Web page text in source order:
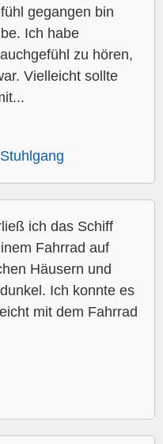
gegangen bin
Ich habe
zu hören,
Vielleicht sollte
ich das Schiff
Fahrrad auf
Häusern und
Ich konnte es
mit dem Fahrrad